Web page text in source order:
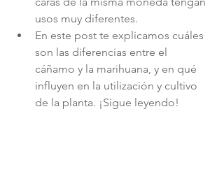
usos muy diferentes.
En este post te explicamos cuáles
son las diferencias entre el
cáñamo y la marihuana, y en qué
influyen en la utilización y cultivo
de la planta. ¡Sigue leyendo!